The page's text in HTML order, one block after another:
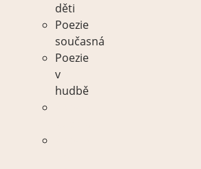
děti
Poezie
současná
Poezie
v
hudbě